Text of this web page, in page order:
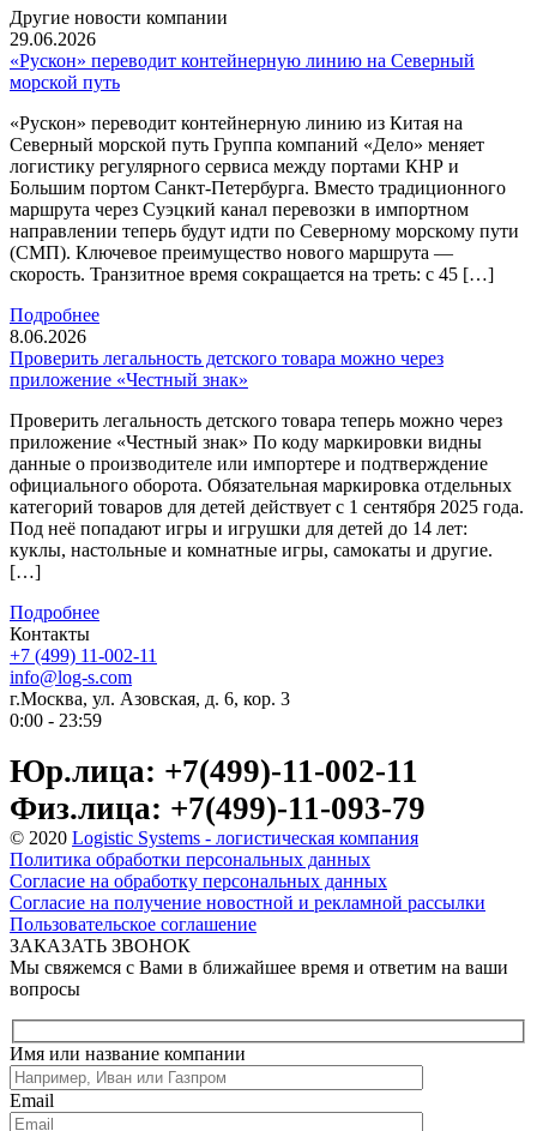
Другие новости компании
29.06.2026
«Рускон» переводит контейнерную линию на Северный
морской путь
«Рускон» переводит контейнерную линию из Китая на
Северный морской путь Группа компаний «Дело» меняет
логистику регулярного сервиса между портами КНР и
Большим портом Санкт-Петербурга. Вместо традиционного
маршрута через Суэцкий канал перевозки в импортном
направлении теперь будут идти по Северному морскому пути
(СМП). Ключевое преимущество нового маршрута —
скорость. Транзитное время сокращается на треть: с 45 […]
Подробнее
8.06.2026
Проверить легальность детского товара можно через
приложение «Честный знак»
Проверить легальность детского товара теперь можно через
приложение «Честный знак» По коду маркировки видны
данные о производителе или импортере и подтверждение
официального оборота. Обязательная маркировка отдельных
категорий товаров для детей действует с 1 сентября 2025 года.
Под неё попадают игры и игрушки для детей до 14 лет:
куклы, настольные и комнатные игры, самокаты и другие.
[…]
Подробнее
Контакты
+7 (499) 11-002-11
info@log-s.com
г.Москва, ул. Азовская, д. 6, кор. 3
0:00 - 23:59
Юр.лица: +7(499)-11-002-11
Физ.лица: +7(499)-11-093-79
© 2020 Logistic Systems - логистическая компания
Политика обработки персональных данных
Согласие на обработку персональных данных
Согласие на получение новостной и рекламной рассылки
Пользовательское соглашение
ЗАКАЗАТЬ ЗВОНОК
Мы свяжемся с Вами в ближайшее время и ответим на ваши
вопросы
Имя или название компании
Email